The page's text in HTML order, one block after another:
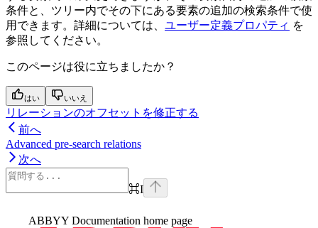
条件と、ツリー内でその下にある要素の追加の検索条件で使
用できます。詳細については、 ユーザー定義プロパティ を
参照してください。
このページは役に立ちましたか？
はい いいえ
リレーションのオフセットを修正する
前へ
Advanced pre-search relations
次へ
⌘I
ABBYY Documentation home page